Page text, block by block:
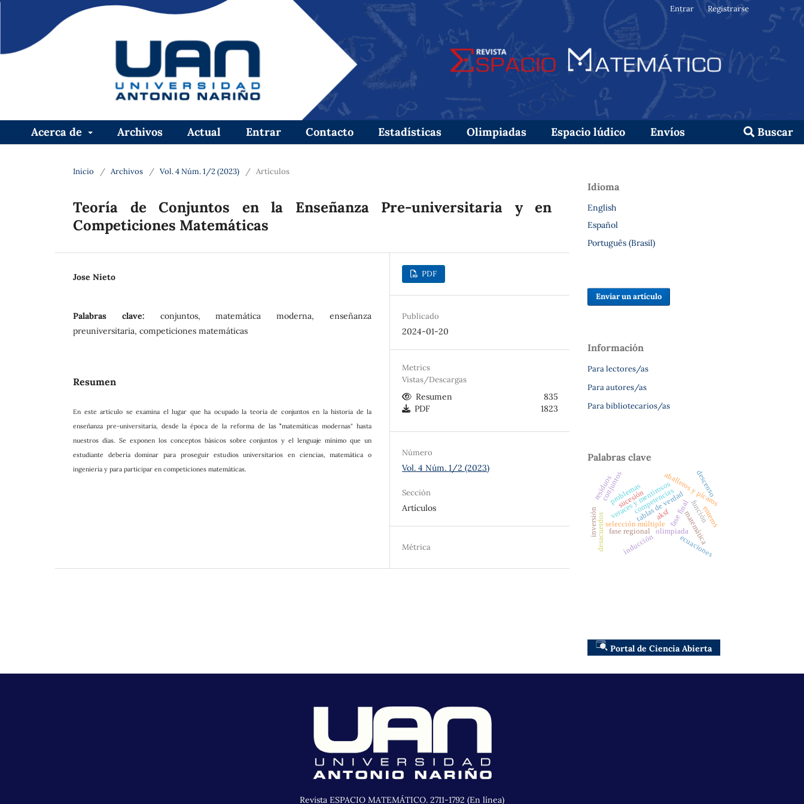
Acerca de Archivos Actual Entrar Contacto Estadísticas Olimpiadas Espacio lúdico Envíos Buscar
Entrar Registrarse
Inicio / Archivos / Vol. 4 Núm. 1/2 (2023) / Artículos
Teoría de Conjuntos en la Enseñanza Pre-universitaria y en
Competiciones Matemáticas
Jose Nieto
Palabras clave: conjuntos, matemática moderna, enseñanza
preuniversitaria, competiciones matemáticas
Resumen
En este artículo se examina el lugar que ha ocupado la teoría de conjuntos en la historia de la
enseñanza pre-universitaria, desde la época de la reforma de las ``"matemáticas modernas" hasta
nuestros días. Se exponen los conceptos básicos sobre conjuntos y el lenguaje mínimo que un
estudiante debería dominar para proseguir estudios universitarios en ciencias, matemática o
ingeniería y para participar en competiciones matemáticas.
PDF
Publicado
2024-01-20
Metrics
Vistas/Descargas
Resumen
835
PDF
1823
Número
Vol. 4 Núm. 1/2 (2023)
Sección
Artículos
Métrica
Idioma
English
Español
Português (Brasil)
Enviar un artículo
Información
Para lectores/as
Para autores/as
Para bibliotecarios/as
Palabras clave
selección múltiple matemática
olimpiada
tablas de verdadaballeros y pícaros
veraces y mentirosos
problemas
fase final
aksf
conjuntos
fase regional
función
inducción
descenso
sucesión
residuos
enteros
competencias
desacuerdos ecuaciones
inversión
Portal de Ciencia Abierta
Revista ESPACIO MATEMÁTICO. 2711-1792 (En línea)